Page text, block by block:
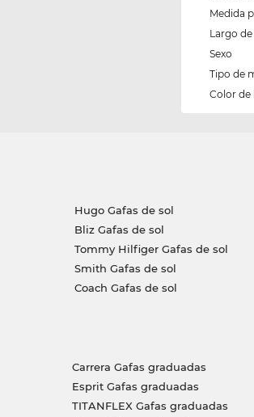
Medida
Largo
Sexo
Tipo de
Color de
Hugo Gafas de sol
Bliz Gafas de sol
Tommy Hilfiger Gafas de sol
Smith Gafas de sol
Coach Gafas de sol
Carrera Gafas graduadas
Esprit Gafas graduadas
TITANFLEX Gafas graduadas